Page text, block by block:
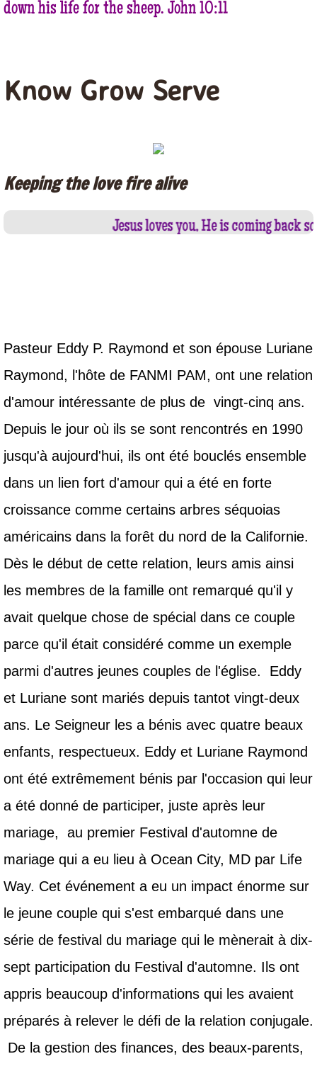
HISTORY
OUR SCHEDULE
FRANÇAIS
NOTRE HISTOIRE
FANMI PAM
PHOTO GALLERY
Women's Conference
down his life for the sheep. John 10:11
Know Grow Serve
Keeping the love fire alive
Jesus loves you, He is coming back
Pasteur Eddy P. Raymond et son épouse Luriane
Raymond, l'hôte de FANMI PAM, ont une relation
d'amour intéressante de plus de vingt-cinq ans.
Depuis le jour où ils se sont rencontrés en 1990
jusqu'à aujourd'hui, ils ont été bouclés ensemble
dans un lien fort d'amour qui a été en forte
croissance comme certains arbres séquoias
américains dans la forêt du nord de la Californie.
Dès le début de cette relation, leurs amis ainsi
les membres de la famille ont remarqué qu'il y
avait quelque chose de spécial dans ce couple
parce qu'il était considéré comme un exemple
parmi d'autres jeunes couples de l'église. Eddy
et Luriane sont mariés depuis tantot vingt-deux
ans. Le Seigneur les a bénis avec quatre beaux
enfants, respectueux. Eddy et Luriane Raymond
ont été extrêmement bénis par l'occasion qui leur
a été donné de participer, juste après leur
mariage, au premier Festival d'automne de
mariage qui a eu lieu à Ocean City, MD par Life
Way. Cet événement a eu un impact énorme sur
le jeune couple qui s'est embarqué dans une
série de festival du mariage qui le mènerait à dix-
sept participation du Festival d'automne. Ils ont
appris beaucoup d'informations qui les avaient
préparés à relever le défi de la relation conjugale.
De la gestion des finances, des beaux-parents,